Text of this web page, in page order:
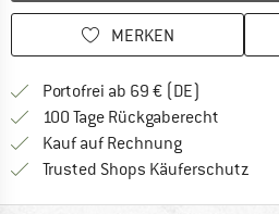
MERKEN
Portofrei ab 69 € (DE)
100 Tage Rückgaberecht
Kauf auf RechnungFinde die
Trusted Shops Käuferschutz